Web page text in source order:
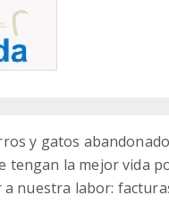
y gatos
tengan la mejor vida
nuestra labor: